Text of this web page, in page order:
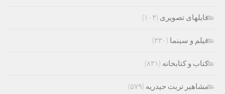
فایلهای تصویری (۱۰۴)
فیلم و سینما (۳۳۰)
کتاب و کتابخانه (۸۳۱)
مشاهیر تربت حیدریه (۵۷۹)